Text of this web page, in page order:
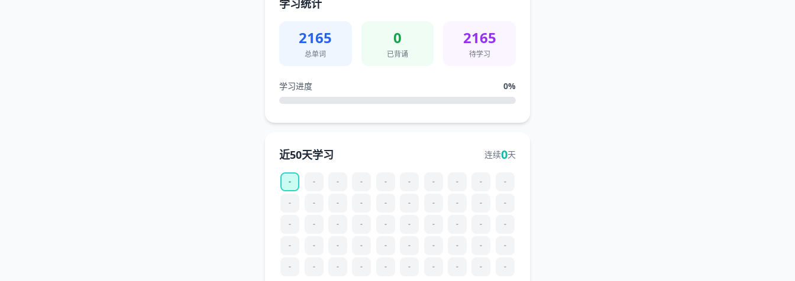
学习统计
2165
总单词
0
已背诵
2165
待学习
学习进度 0%
近50天学习 连续0天
- - - - - - - - - -
- - - - - - - - - -
- - - - - - - - - -
- - - - - - - - - -
- - - - - - - - - -